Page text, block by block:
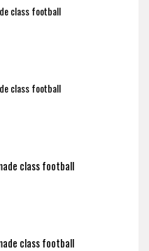
class football
class football
class football
class football